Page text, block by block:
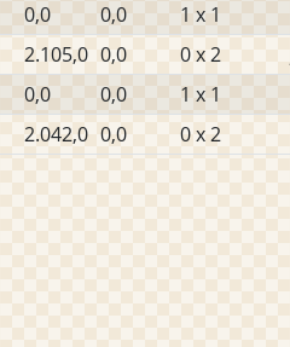
0,0 0,0 1 x 1
2.105,0 0,0 0 x 2
0,0 0,0 1 x 1
2.042,0 0,0 0 x 2